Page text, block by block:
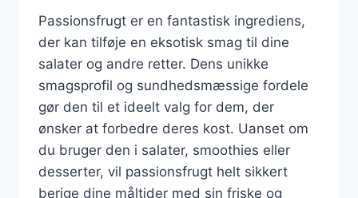
Passionsfrugt er en fantastisk ingrediens,
der kan tilføje en eksotisk smag til dine
salater og andre retter. Dens unikke
smagsprofil og sundhedsmæssige fordele
gør den til et ideelt valg for dem, der
ønsker at forbedre deres kost. Uanset om
du bruger den i salater, smoothies eller
desserter, vil passionsfrugt helt sikkert
berige dine måltider med sin friske og